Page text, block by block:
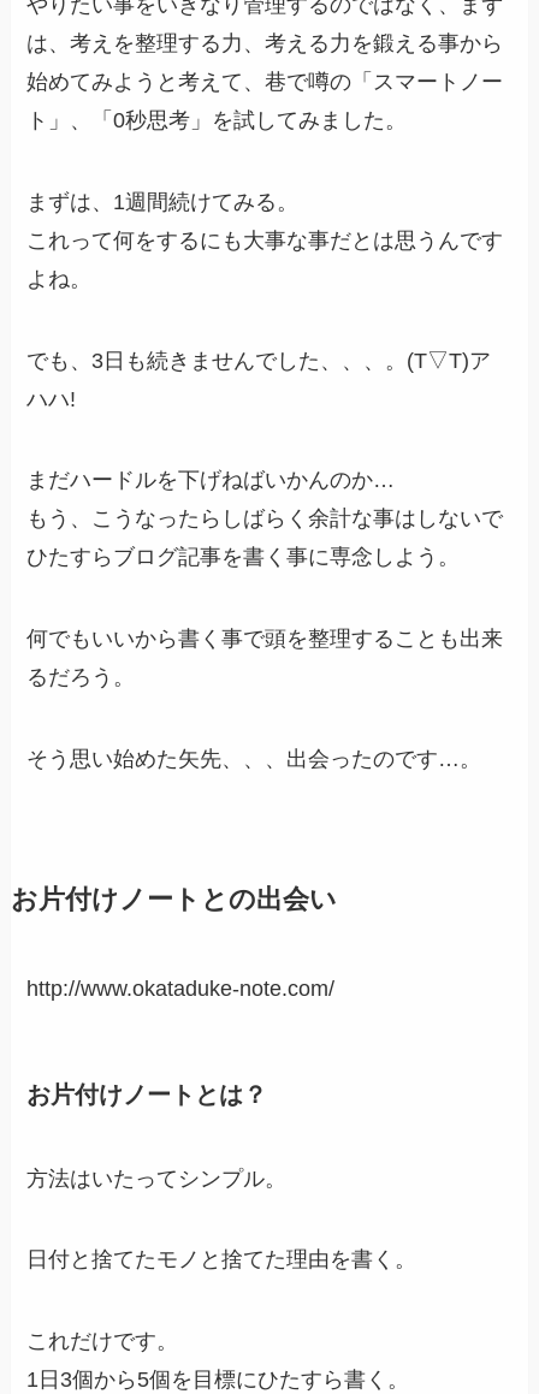
は、考えを整理する力、考える力を鍛える事から
始めてみようと考えて、巷で噂の「スマートノー
ト」、「0秒思考」を試してみました。
まずは、1週間続けてみる。
これって何をするにも大事な事だとは思うんです
よね。
でも、3日も続きませんでした、、、。(T▽T)ア
ハハ!
まだハードルを下げねばいかんのか…
もう、こうなったらしばらく余計な事はしないで
ひたすらブログ記事を書く事に専念しよう。
何でもいいから書く事で頭を整理することも出来
るだろう。
そう思い始めた矢先、、、出会ったのです…。
お片付けノートとの出会い
http://www.okataduke-note.com/
お片付けノートとは？
方法はいたってシンプル。
日付と捨てたモノと捨てた理由を書く。
これだけです。
1日3個から5個を目標にひたすら書く。